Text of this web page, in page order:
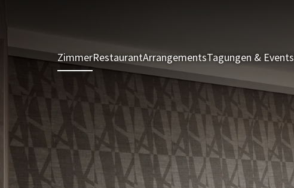
ZimmerRestaurantArrangementsTagungen & Events